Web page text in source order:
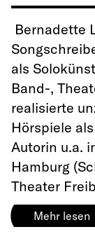
Bernadette
als
Band-,
realisierte
Hörspiele
Autorin u.a.
Hamburg
Theater
Mehr lesen